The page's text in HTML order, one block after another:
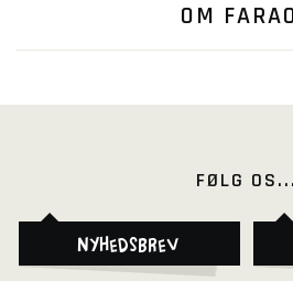
OM
FØLG OS...
Nyhedsbrev